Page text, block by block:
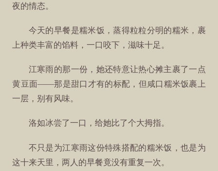
夜的情态。
今天的早餐是糯米饭，蒸得粒粒分明的糯米，裹
上种类丰富的馅料，一口咬下，滋味十足。
江寒雨的那一份，她还特意让热心摊主裹了一点
黄豆面——那是甜口才有的标配，但咸口糯米饭裹上
一层，别有风味。
洛如冰尝了一口，给她比了个大拇指。
不只是为江寒雨这份特殊搭配的糯米饭，也是为
这十来天里，两人的早餐竟没有重复一次。